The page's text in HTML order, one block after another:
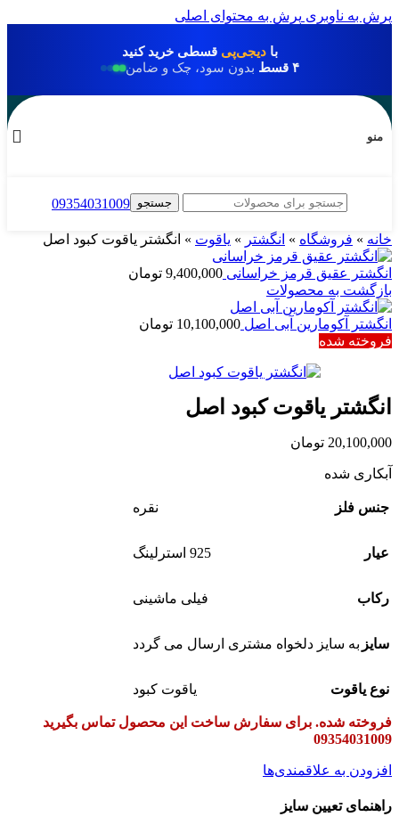
پرش به ناوبری پرش به محتوای اصلی
با دیجی‌پیقسطی خرید کنید
۴ قسط
بدون سود، چک و ضامن
منو
جستجو 09354031009
خانه» فروشگاه» انگشتر » یاقوت» انگشتر یاقوت کبود اصل
انگشتر عقیق قرمز خراسانی 9,400,000 تومان
بازگشت به محصولات
انگشتر آکومارین آبی اصل 10,100,000 تومان
فروخته شده
انگشتر یاقوت کبود اصل
20,100,000 تومان
آبکاری شده
جنس فلز نقره
عیار 925 استرلینگ
رکاب فیلی ماشینی
سایز به سایز دلخواه مشتری ارسال می گردد
نوع یاقوت یاقوت کبود
فروخته شده. برای سفارش ساخت این محصول تماس بگیرید
09354031009
افزودن به علاقمندی‌ها
راهنمای تعیین سایز